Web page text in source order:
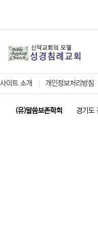
사이트 소개 개인정보처리방침
(유)말씀보존학회 경기도